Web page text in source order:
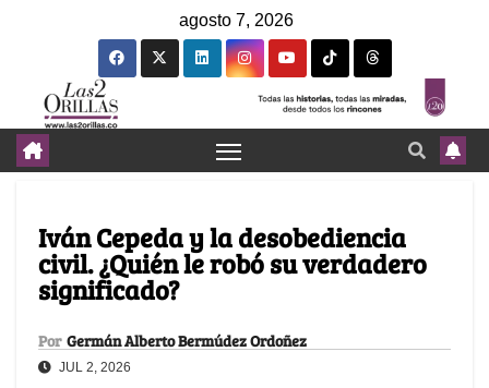
agosto 7, 2026
Iván Cepeda y la desobediencia
civil. ¿Quién le robó su verdadero
significado?
Por Germán Alberto Bermúdez Ordoñez
JUL 2, 2026